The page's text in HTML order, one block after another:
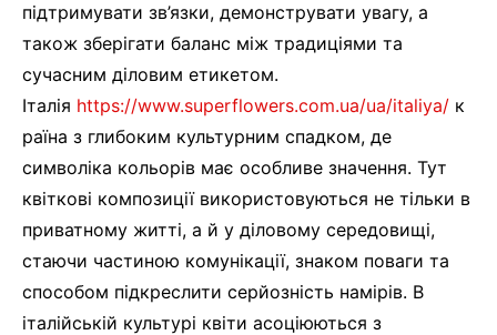
підтримувати зв’язки, демонструвати увагу, а
також зберігати баланс між традиціями та
сучасним діловим етикетом.
Італія https://www.superflowers.com.ua/ua/italiya/ к
раїна з глибоким культурним спадком, де
символіка кольорів має особливе значення. Тут
квіткові композиції використовуються не тільки в
приватному житті, а й у діловому середовищі,
стаючи частиною комунікації, знаком поваги та
способом підкреслити серйозність намірів. В
італійській культурі квіти асоціюються з